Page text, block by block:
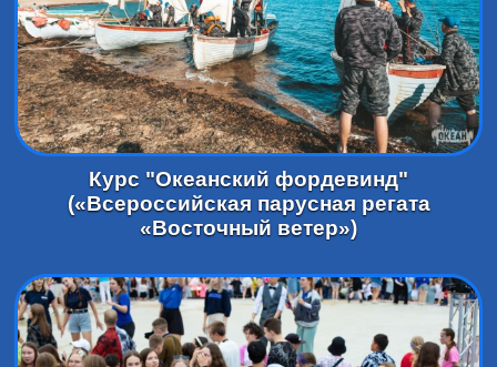
Курс "Океанский фордевинд"
(«Всероссийская парусная регата
«Восточный ветер»)